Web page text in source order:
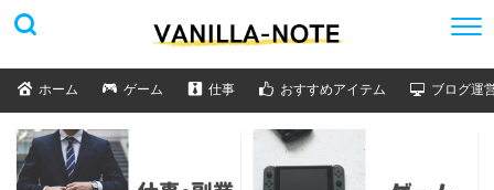
ホーム ゲーム 仕事 おすすめアイテム ブログ運